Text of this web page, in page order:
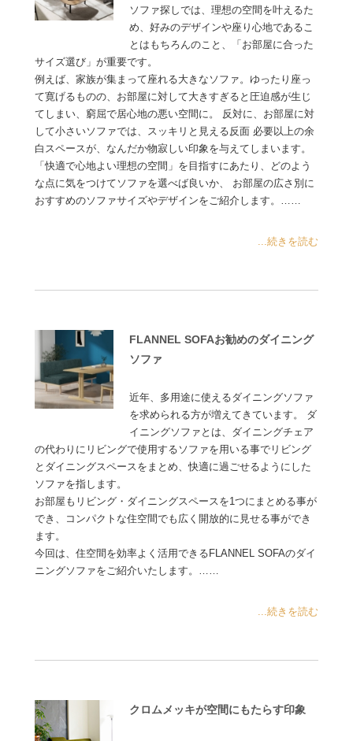
ソファ探しでは、理想の空間を叶えるた
め、好みのデザインや座り心地であるこ
とはもちろんのこと、「お部屋に合った
サイズ選び」が重要です。
例えば、家族が集まって座れる大きなソファ。ゆったり座っ
て寛げるものの、お部屋に対して大きすぎると圧迫感が生じ
てしまい、窮屈で居心地の悪い空間に。 反対に、お部屋に対
して小さいソファでは、スッキリと見える反面 必要以上の余
白スペースが、なんだか物寂しい印象を与えてしまいます。
「快適で心地よい理想の空間」を目指すにあたり、どのよう
な点に気をつけてソファを選べば良いか、 お部屋の広さ別に
おすすめのソファサイズやデザインをご紹介します。……
...続きを読む
FLANNEL SOFAお勧めのダイニング
ソファ
近年、多用途に使えるダイニングソファ
を求められる方が増えてきています。 ダ
イニングソファとは、ダイニングチェア
の代わりにリビングで使用するソファを用いる事でリビング
とダイニングスペースをまとめ、快適に過ごせるようにした
ソファを指します。
お部屋もリビング・ダイニングスペースを1つにまとめる事が
でき、コンパクトな住空間でも広く開放的に見せる事ができ
ます。
今回は、住空間を効率よく活用できるFLANNEL SOFAのダイ
ニングソファをご紹介いたします。……
...続きを読む
クロムメッキが空間にもたらす印象